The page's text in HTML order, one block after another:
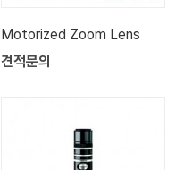
Motorized Zoom Lens
견적문의